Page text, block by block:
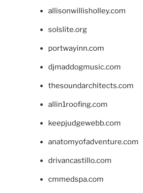
allisonwillisholley.com
solslite.org
portwayinn.com
djmaddogmusic.com
thesoundarchitects.com
allin1roofing.com
keepjudgewebb.com
anatomyofadventure.com
drivancastillo.com
cmmedspa.com